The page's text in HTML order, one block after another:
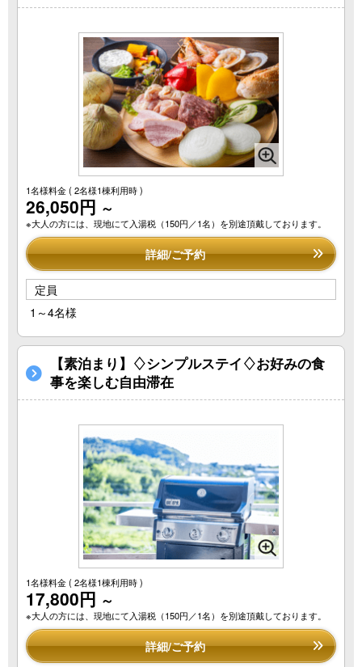
1名様料金( 2名様1棟利用時 )
26,050円 ～
※大人の方には、現地にて入湯税（150円／1名）を別途頂戴しております。
詳細/ご予約
定員
1～4名様
【素泊まり】♢シンプルステイ♢お好みの食
事を楽しむ自由滞在
1名様料金( 2名様1棟利用時 )
17,800円 ～
※大人の方には、現地にて入湯税（150円／1名）を別途頂戴しております。
詳細/ご予約